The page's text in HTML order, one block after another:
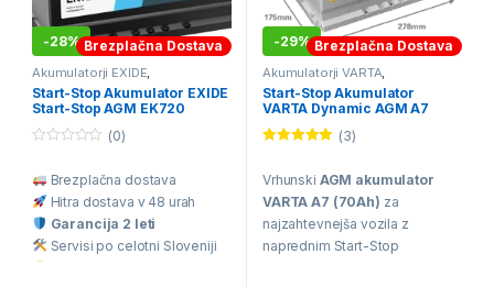
-28% Brezplačna Dostava
Akumulatorji EXIDE,
Avtomobilski Akumulatorji,
Start&Stop Akumulatorji 70Ah-
85Ah
Start-Stop Akumulator EXIDE
Start-Stop AGM EK720
u
o
f
5
(0)
Brezplačna dostava
Hitra dostava v 48 urah
Garancija 2 leti
Servisi po celotni Sloveniji
-29% Brezplačna Dostava
Akumulatorji VARTA,
Avtomobilski Akumulatorji
BESTSELERJI,Start&Stop
Akumulatorji 70Ah-85Ah
Start-Stop Akumulator
VARTA Dynamic AGM A7
(3)
Vrhunski AGM akumulator
VARTA A7 (70Ah) za
najzahtevnejša vozila z
naprednim Start-Stop